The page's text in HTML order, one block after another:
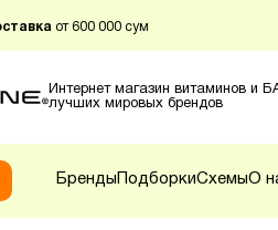
от 600 000 сум
Интернет магазин витаминов и
лучших мировых брендов
Бренды ПодборкиСхемыО